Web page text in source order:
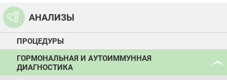
АНАЛИЗЫ
ПРОЦЕДУРЫ
ГОРМОНАЛЬНАЯ И АУТОИММУННАЯ
ДИАГНОСТИКА